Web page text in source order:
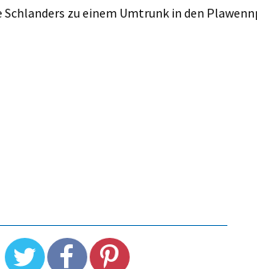
zu einem Umtrunk in den